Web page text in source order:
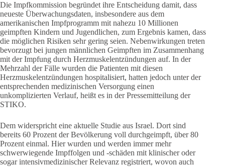
Die Impfkommission begründet ihre Entscheidung damit, dass
neueste Überwachungsdaten, insbesondere aus dem
amerikanischen Impfprogramm mit nahezu 10 Millionen
geimpften Kindern und Jugendlichen, zum Ergebnis kamen, dass
die möglichen Risiken sehr gering seien. Nebenwirkungen treten
bevorzugt bei jungen männlichen Geimpften im Zusammenhang
mit der Impfung durch Herzmuskelentzündungen auf. In der
Mehrzahl der Fälle wurden die Patienten mit diesen
Herzmuskelentzündungen hospitalisiert, hatten jedoch unter der
entsprechenden medizinischen Versorgung einen
unkomplizierten Verlauf, heißt es in der Pressemitteilung der
STIKO.
Dem widerspricht eine aktuelle Studie aus Israel. Dort sind
bereits 60 Prozent der Bevölkerung voll durchgeimpft, über 80
Prozent einmal. Hier wurden und werden immer mehr
schwerwiegende Impffolgen und -schäden mit klinischer oder
sogar intensivmedizinischer Relevanz registriert, wovon auch